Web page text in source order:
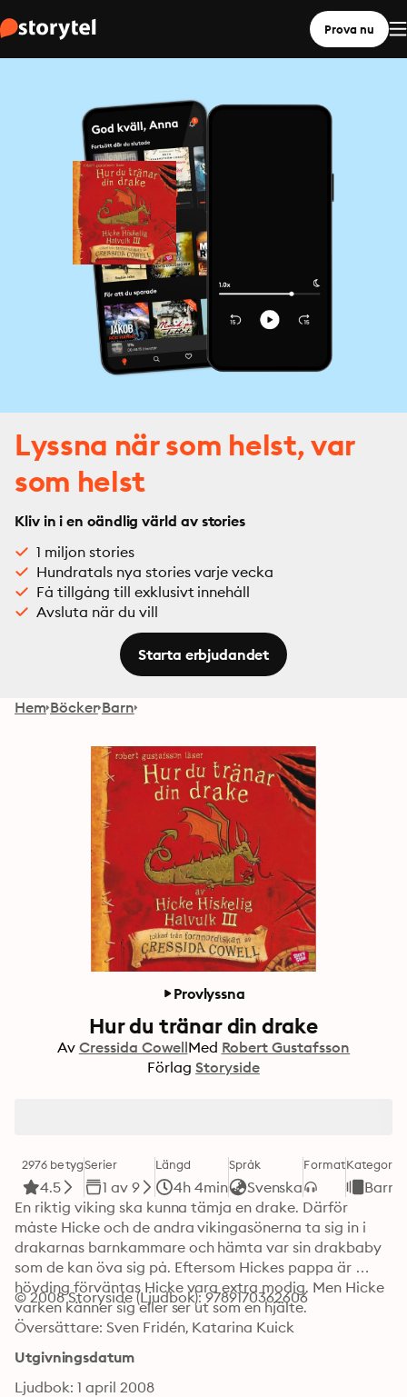
Prova nu
Lyssna när som helst, var
som helst
Kliv in i en oändlig värld av stories
1 miljon stories
Hundratals nya stories varje vecka
Få tillgång till exklusivt innehåll
Avsluta när du vill
Starta erbjudandet
Hem Böcker Barn
Provlyssna
Hur du tränar din drake
Av Cressida CowellMed Robert Gustafsson
Förlag Storyside
2976 betyg
4.5
Serier
1 av 9
Längd
4h 4min
Språk
Svenska
FormatKategori
Barn
En riktig viking ska kunna tämja en drake. Därför
måste Hicke och de andra vikingasönerna ta sig in i
drakarnas barnkammare och hämta var sin drakbaby
som de kan öva sig på. Eftersom Hickes pappa är
hövding förväntas Hicke vara extra modig. Men Hicke
varken känner sig eller ser ut som en hjälte.
© 2008 Storyside (Ljudbok): 9789170362606
Översättare: Sven Fridén, Katarina Kuick
Utgivningsdatum
Ljudbok: 1 april 2008